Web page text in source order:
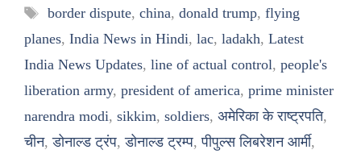
Tags
border dispute, china, donald trump, flying
planes, India News in Hindi, lac, ladakh, Latest
India News Updates, line of actual control, people's
liberation army, president of america, prime minister
narendra modi, sikkim, soldiers, अमेरिका के राष्ट्रपति,
चीन,डोनाल्ड ट्रंप,डोनाल्ड ट्रम्प,पीपुल्स लिबरेशन आर्मी,